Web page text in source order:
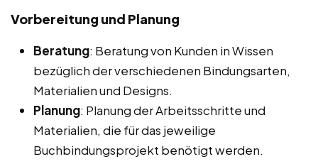
Vorbereitung und Planung
Beratung: Beratung von Kunden in Wissen
bezüglich der verschiedenen Bindungsarten,
Materialien und Designs.
Planung: Planung der Arbeitsschritte und
Materialien, die für das jeweilige
Buchbindungsprojekt benötigt werden.